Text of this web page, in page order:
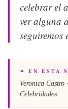
celebrar el
ver alguna
seguiremos
✦ EN ESTA
Veronica Castro
Celebridades